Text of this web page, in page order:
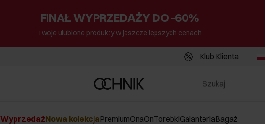
FINAŁ WYPRZEDAŻY DO -60%
Twoje ulubione produkty w jeszcze lepszych cenach
Klub Klienta
WyprzedażNowa kolekcjaPremiumOnaOnTorebkiGalanteriaBagaż